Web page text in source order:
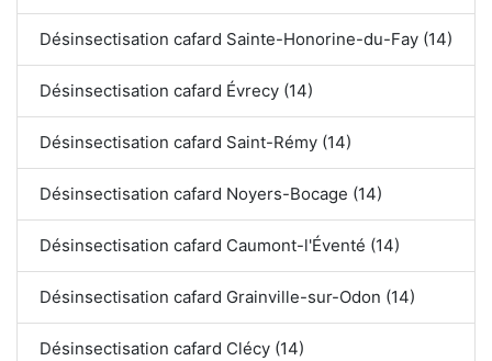
Désinsectisation cafard Sainte-Honorine-du-Fay (14)
Désinsectisation cafard Évrecy (14)
Désinsectisation cafard Saint-Rémy (14)
Désinsectisation cafard Noyers-Bocage (14)
Désinsectisation cafard Caumont-l'Éventé (14)
Désinsectisation cafard Grainville-sur-Odon (14)
Désinsectisation cafard Clécy (14)